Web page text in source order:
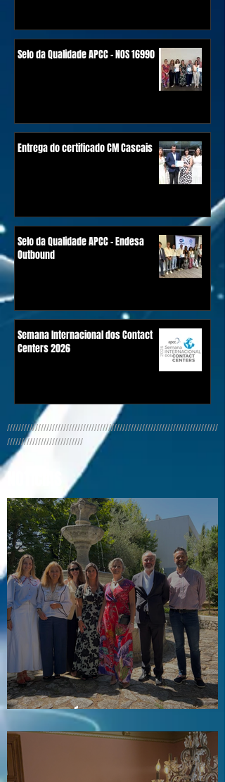
Selo da Qualidade APCC - NOS 16990
Entrega do certificado CM Cascais
Selo da Qualidade APCC - Endesa
Outbound
Semana Internacional dos Contact
Centers 2026
///////////////////////////////////////////////////////////////////////////
///////////////////////////
NOTÍCIAS
Visita a Águas e Energia do Porto